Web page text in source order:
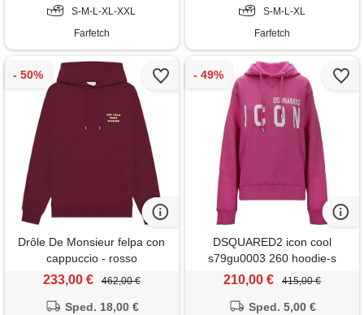
S-M-L-XL-XXL
Farfetch
S-M-L-XL
Farfetch
Drôle De Monsieur felpa con
cappuccio - rosso
233,00 € 462,00 €
Sped. 18,00 €
DSQUARED2 icon cool
s79gu0003 260 hoodie-s
210,00 € 415,00 €
Sped. 5,00 €